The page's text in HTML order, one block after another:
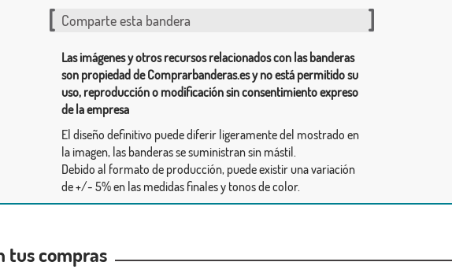
Comparte esta bandera
Las imágenes y otros recursos relacionados con las banderas
son propiedad de Comprarbanderas.es y no está permitido su
uso, reproducción o modificación sin consentimiento expreso
de la empresa
El diseño definitivo puede diferir ligeramente del mostrado en
la imagen, las banderas se suministran sin mástil.
Debido al formato de producción, puede existir una variación
de +/- 5% en las medidas finales y tonos de color.
tus compras